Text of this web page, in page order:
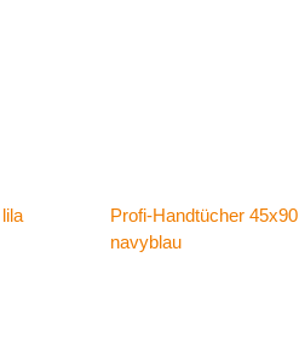
Profi-Handtücher 45x90
navyblau